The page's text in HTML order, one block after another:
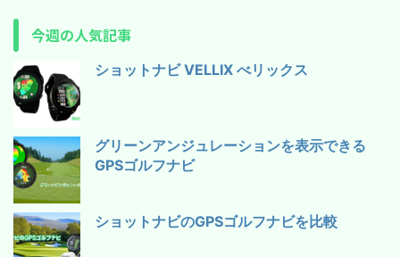
今週の人気記事
ショットナビ VELLIX べリックス
グリーンアンジュレーションを表示できる
GPSゴルフナビ
ショットナビのGPSゴルフナビを比較